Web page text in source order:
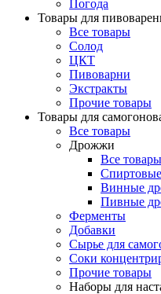
Погода
Товары для
Все товары
Солод
ЦКТ
Пивоварни
Экстракты
Прочие товары
Товары для
Все товары
Дрожжи
Все товары
Винные
Пивные
Ферменты
Добавки
Сырье для
Соки
Прочие товары
Наборы для